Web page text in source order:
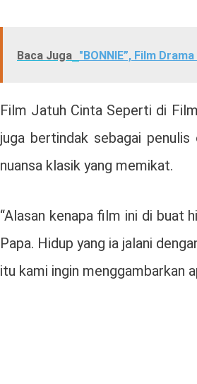
Baca Juga "BONNIE”, Film
Film Jatuh Cinta Seperti di
juga bertindak sebagai
nuansa klasik yang memikat.
“Alasan kenapa film ini di buat
Papa. Hidup yang ia jalani
itu kami ingin menggambarkan